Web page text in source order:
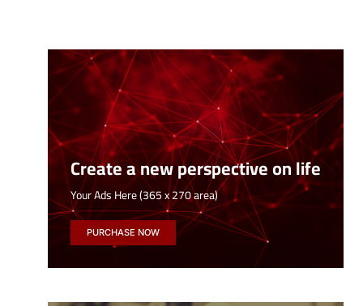
Create a new perspective on life
Your Ads Here (365 x 270 area)
PURCHASE NOW